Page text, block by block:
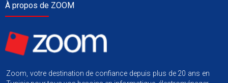
À propos de ZOOM
Zoom, votre destination de confiance depuis plus de 20 ans en